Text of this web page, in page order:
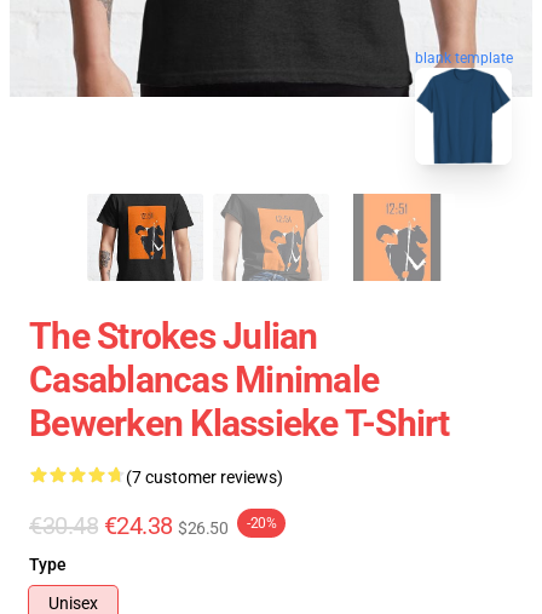
blank template
The Strokes Julian
Casablancas Minimale
Bewerken Klassieke T-Shirt
(7 customer reviews)
€30.48 €24.38 $26.50 -20%
Type
Unisex